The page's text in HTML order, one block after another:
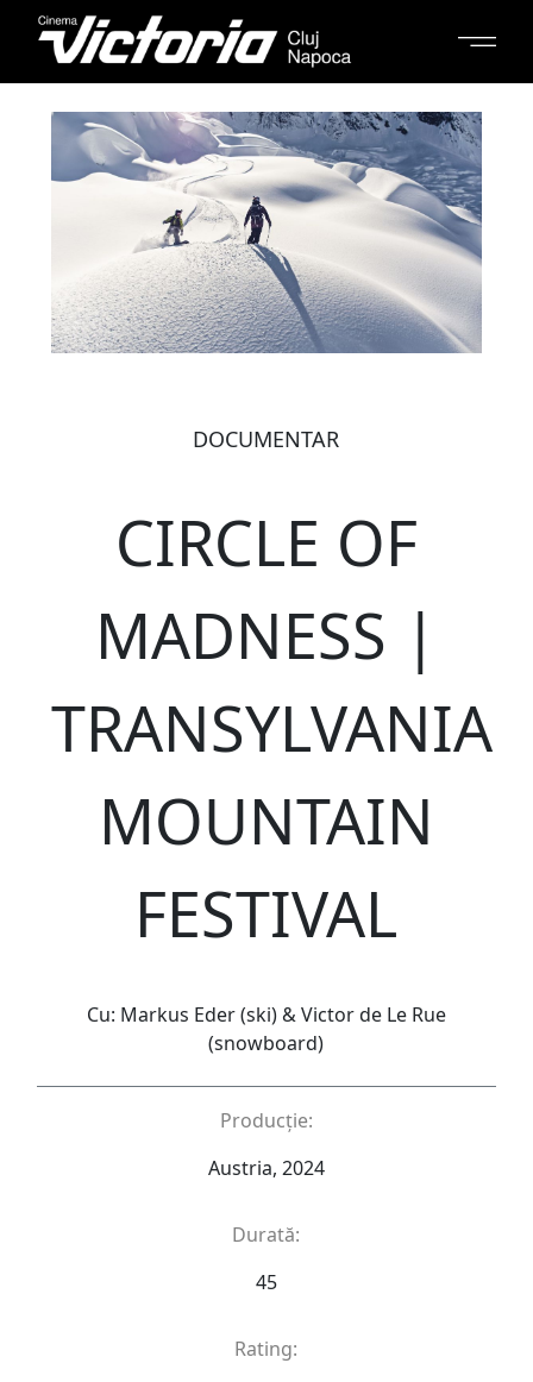
DOCUMENTAR
CIRCLE OF
MADNESS |
TRANSYLVANIA
MOUNTAIN
FESTIVAL
Cu: Markus Eder (ski) & Victor de Le Rue
(snowboard)
Producție:
Austria, 2024
Durată:
45
Rating: